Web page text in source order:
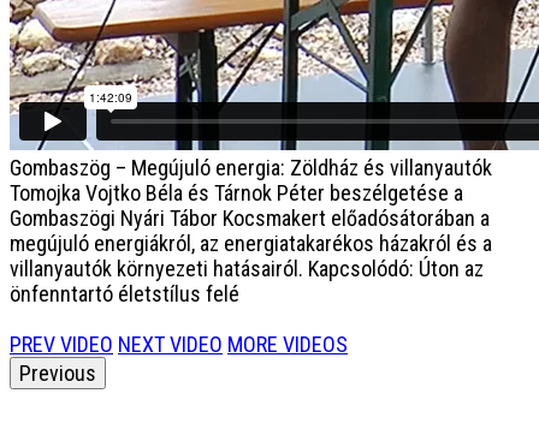
Gombaszög – Megújuló energia: Zöldház és villanyautók
Tomojka Vojtko Béla és Tárnok Péter beszélgetése a
Gombaszögi Nyári Tábor Kocsmakert előadósátorában a
megújuló energiákról, az energiatakarékos házakról és a
villanyautók környezeti hatásairól. Kapcsolódó: Úton az
önfenntartó életstílus felé
PREV VIDEO NEXT VIDEO MORE VIDEOS
Previous